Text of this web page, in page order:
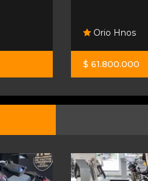
Orio Hnos
$ 61.800.000